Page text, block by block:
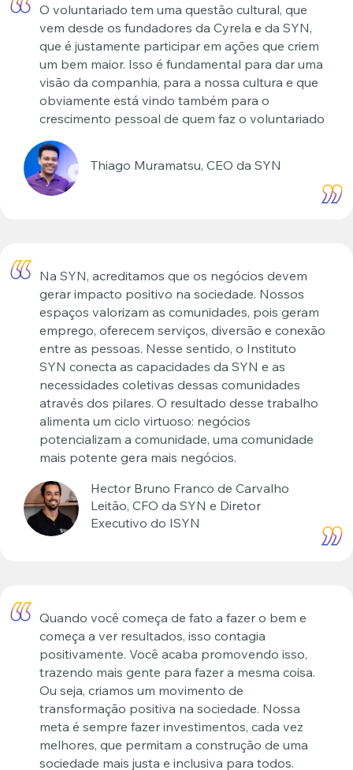
O voluntariado tem uma questão cultural, que
vem desde os fundadores da Cyrela e da SYN,
que é justamente participar em ações que criem
um bem maior. Isso é fundamental para dar uma
visão da companhia, para a nossa cultura e que
obviamente está vindo também para o
crescimento pessoal de quem faz o voluntariado
Thiago Muramatsu, CEO da SYN
Na SYN, acreditamos que os negócios devem
gerar impacto positivo na sociedade. Nossos
espaços valorizam as comunidades, pois geram
emprego, oferecem serviços, diversão e conexão
entre as pessoas. Nesse sentido, o Instituto
SYN conecta as capacidades da SYN e as
necessidades coletivas dessas comunidades
através dos pilares. O resultado desse trabalho
alimenta um ciclo virtuoso: negócios
potencializam a comunidade, uma comunidade
mais potente gera mais negócios.
Hector Bruno Franco de Carvalho
Leitão, CFO da SYN e Diretor
Executivo do ISYN
Quando você começa de fato a fazer o bem e
começa a ver resultados, isso contagia
positivamente. Você acaba promovendo isso,
trazendo mais gente para fazer a mesma coisa.
Ou seja, criamos um movimento de
transformação positiva na sociedade. Nossa
meta é sempre fazer investimentos, cada vez
melhores, que permitam a construção de uma
sociedade mais justa e inclusiva para todos.